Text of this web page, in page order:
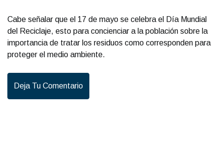
Cabe señalar que el 17 de mayo se celebra el Día Mundial
del Reciclaje, esto para concienciar a la población sobre la
importancia de tratar los residuos como corresponden para
proteger el medio ambiente.
Deja Tu Comentario